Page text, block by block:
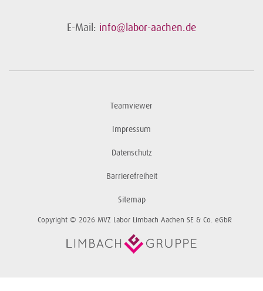
E-Mail: info@labor-aachen.de
Teamviewer
Impressum
Datenschutz
Barrierefreiheit
Sitemap
Copyright © 2026 MVZ Labor Limbach Aachen SE & Co. eGbR